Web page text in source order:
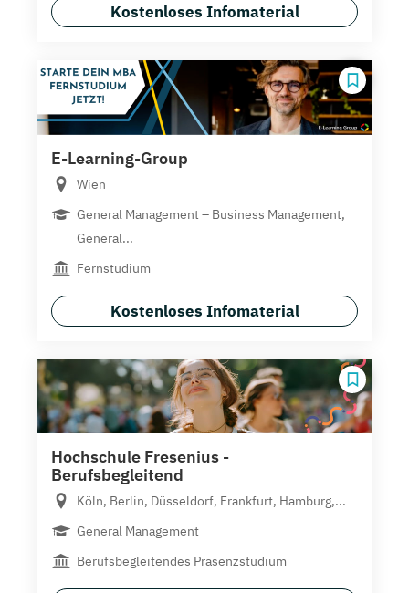
Kostenloses Infomaterial
E-Learning-Group
Wien
General Management – Business Management,
General...
Fernstudium
Kostenloses Infomaterial
Hochschule Fresenius -
Berufsbegleitend
Köln, Berlin, Düsseldorf, Frankfurt, Hamburg,...
General Management
Berufsbegleitendes Präsenzstudium